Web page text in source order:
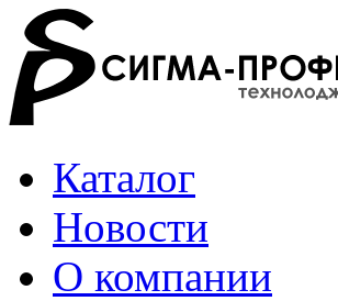
Каталог
Новости
О компании